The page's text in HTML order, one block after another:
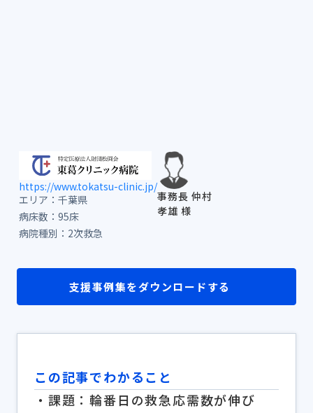
https://www.tokatsu-clinic.jp/
エリア：千葉県
病床数：95床
病院種別： 2次救急
事務長 仲村
孝雄 様
支援事例集をダウンロードする
この記事でわかること
・課題：輪番日の救急応需数が伸び